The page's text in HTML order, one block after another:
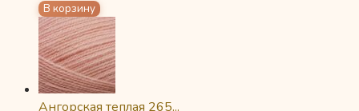
Ангорская теплая 265...